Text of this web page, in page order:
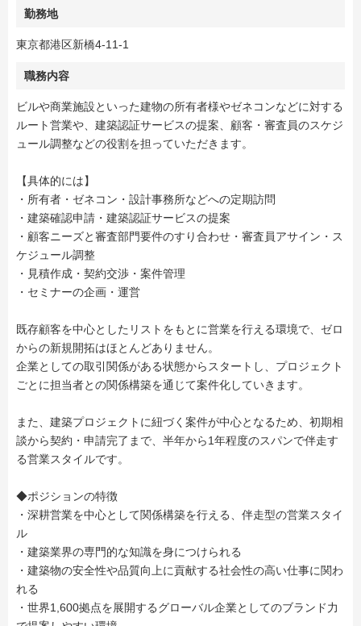
勤務地
東京都港区新橋4-11-1
職務内容
ビルや商業施設といった建物の所有者様やゼネコンなどに対する
ルート営業や、建築認証サービスの提案、顧客・審査員のスケジ
ュール調整などの役割を担っていただきます。
【具体的には】
・所有者・ゼネコン・設計事務所などへの定期訪問
・建築確認申請・建築認証サービスの提案
・顧客ニーズと審査部門要件のすり合わせ・審査員アサイン・ス
ケジュール調整
・見積作成・契約交渉・案件管理
・セミナーの企画・運営
既存顧客を中心としたリストをもとに営業を行える環境で、ゼロ
からの新規開拓はほとんどありません。
企業としての取引関係がある状態からスタートし、プロジェクト
ごとに担当者との関係構築を通じて案件化していきます。
また、建築プロジェクトに紐づく案件が中心となるため、初期相
談から契約・申請完了まで、半年から1年程度のスパンで伴走す
る営業スタイルです。
◆ポジションの特徴
・深耕営業を中心として関係構築を行える、伴走型の営業スタイ
ル
・建築業界の専門的な知識を身につけられる
・建築物の安全性や品質向上に貢献する社会性の高い仕事に関わ
れる
・世界1,600拠点を展開するグローバル企業としてのブランド力